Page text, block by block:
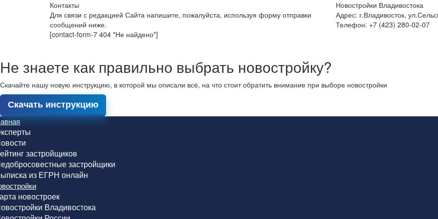
Контакты
Для связи с редакцией Сайта напишите, пожалуйста, используя форму отправки
сообщений ниже.
[contact-form-7 404 "Не найдено"]
Новостройки Владивостока
Адрес: г.Владивосток,
Телефон: +7 (423) 280-02-07
Не знаете как правильно выбрать новостройку?
Скачайте нашу новую инструкцию, в которой мы описали всё, на что стоит обратить внимание при выборе новостройки
Скачать инструкцию
застройщиков
застройщики
из ЕГРН онлайн
новостроек
Владивостока